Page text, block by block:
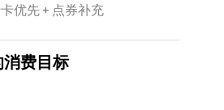
优先 + 点券补充
费目标